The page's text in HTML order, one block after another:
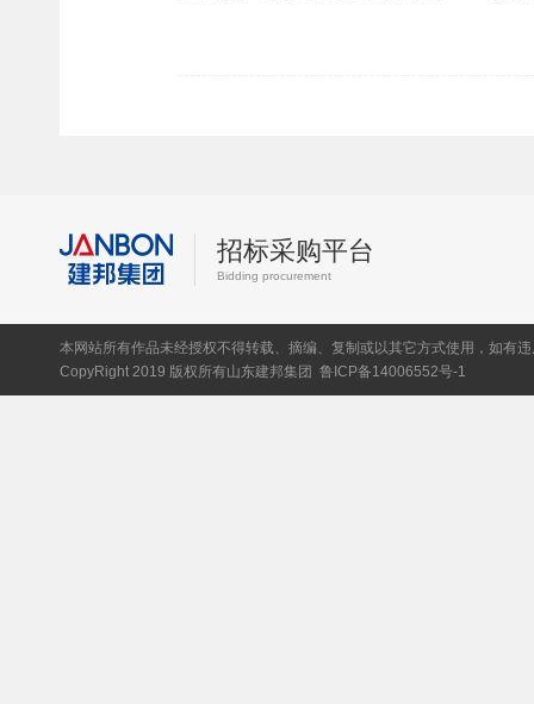
招标采购平台
Bidding procurement
本网站所有作品未经授权不得转载、摘编、复制或以其它方式使用，如有
CopyRight 2019 版权所有山东建邦集团 鲁ICP备14006552号-1